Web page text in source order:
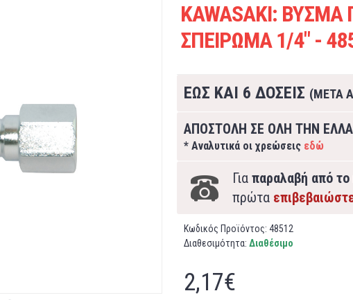
KAWASAKI:
ΣΠΕΙΡΩΜΑ 1/4" -
ΕΩΣ ΚΑΙ 6 ΔΟΣΕΙΣ (ΜΕΤΑ
ΑΠΟΣΤΟΛΗ ΣΕ ΟΛΗ ΤΗΝ
* Αναλυτικά οι χρεώσεις εδώ
Για παραλαβή από
πρώτα
Κωδικός Προϊόντος: 48512
Διαθεσιμότητα: Διαθέσιμο
2,17€